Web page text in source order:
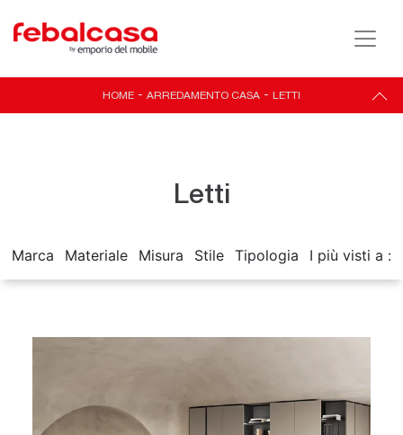
HOME - ARREDAMENTO CASA - LETTI
Letti
Marca Materiale Misura Stile Tipologia I più visti a :